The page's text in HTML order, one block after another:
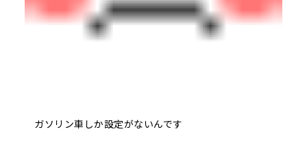
ガソリン車しか設定がないんです